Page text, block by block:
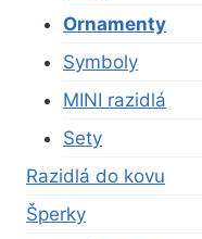
Ornamenty
Symboly
MINI razidlá
Sety
Razidlá do kovu
Šperky